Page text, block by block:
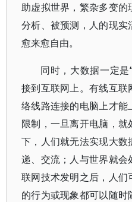
助虚拟世界，繁杂多变
分析、被预测，人的现实
愈来愈自由。
同时，大数据一定是
接到互联网上。有线互
络线路连接的电脑上才
限制，一旦离开电脑，
下，人们就无法实现大
递、交流；人与世界就
联网技术发明之后，人们
的行为或现象都可以随